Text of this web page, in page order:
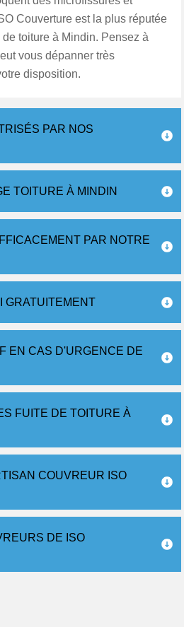
Couverture est la plus réputée
toiture à Mindin. Pensez à
vous dépanner très
disposition.
PAR NOS
TOITURE À MINDIN
PAR NOTRE
GRATUITEMENT
EN CAS D'URGENCE DE
FUITE DE TOITURE À
COUVREUR ISO
DE ISO